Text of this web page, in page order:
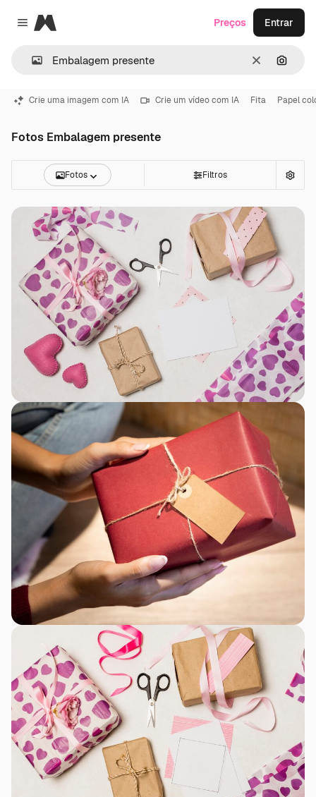
Close menu
Magnific
Limpar
Preços Entrar
Crie uma imagem com IA Crie um vídeo com IA Fita Papel
Fotos Embalagem presente
Fotos Filtros